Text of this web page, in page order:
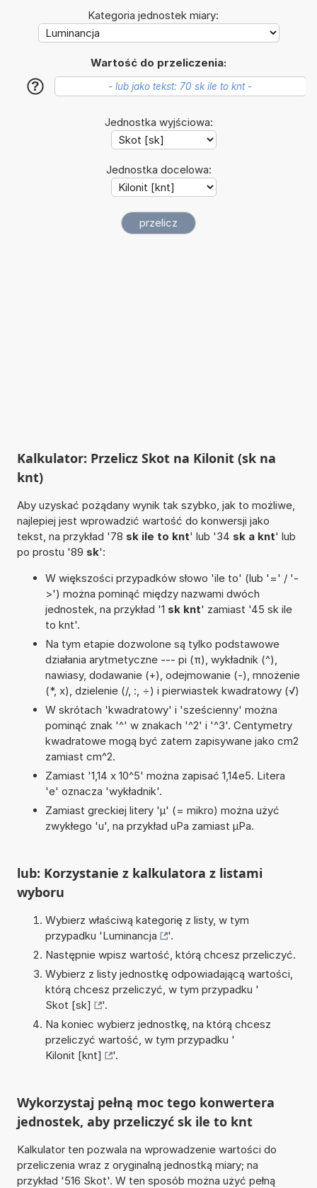
Kategoria jednostek miary:
Wartość do przeliczenia:
?
Jednostka wyjściowa:
Jednostka docelowa:
Kalkulator: Przelicz Skot na Kilonit (sk na
knt)
Aby uzyskać pożądany wynik tak szybko, jak to możliwe,
najlepiej jest wprowadzić wartość do konwersji jako
tekst, na przykład '78 sk ile to knt' lub '34 sk a knt' lub
po prostu '89 sk':
W większości przypadków słowo 'ile to' (lub '=' / '-
>') można pominąć między nazwami dwóch
jednostek, na przykład '1 sk knt' zamiast '45 sk ile
to knt'.
Na tym etapie dozwolone są tylko podstawowe
działania arytmetyczne --- pi (π), wykładnik (^),
nawiasy, dodawanie (+), odejmowanie (-), mnożenie
(*, x), dzielenie (/, :, ÷) i pierwiastek kwadratowy (√)
W skrótach 'kwadratowy' i 'sześcienny' można
pominąć znak '^' w znakach '^2' i '^3'. Centymetry
kwadratowe mogą być zatem zapisywane jako cm2
zamiast cm^2.
Zamiast '1,14 x 10^5' można zapisać 1,14e5. Litera
'e' oznacza 'wykładnik'.
Zamiast greckiej litery 'µ' (= mikro) można użyć
zwykłego 'u', na przykład uPa zamiast µPa.
lub: Korzystanie z kalkulatora z listami
wyboru
Wybierz właściwą kategorię z listy, w tym
przypadku 'Luminancja
'.
Następnie wpisz wartość, którą chcesz przeliczyć.
Wybierz z listy jednostkę odpowiadającą wartości,
którą chcesz przeliczyć, w tym przypadku '
Skot [sk]
'.
Na koniec wybierz jednostkę, na którą chcesz
przeliczyć wartość, w tym przypadku '
Kilonit [knt]
'.
Wykorzystaj pełną moc tego konwertera
jednostek, aby przeliczyć sk ile to knt
Kalkulator ten pozwala na wprowadzenie wartości do
przeliczenia wraz z oryginalną jednostką miary; na
przykład '516 Skot'. W ten sposób można użyć pełną